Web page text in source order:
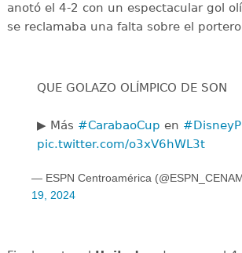
anotó el 4-2 con un espectacular gol
se reclamaba una falta sobre el
QUE GOLAZO OLÍMPICO DE SON
▶️ Más #CarabaoCup en
pic.twitter.com/o3xV6hWL3t
— ESPN Centroamérica
19, 2024